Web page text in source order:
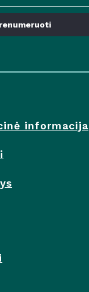
informacija